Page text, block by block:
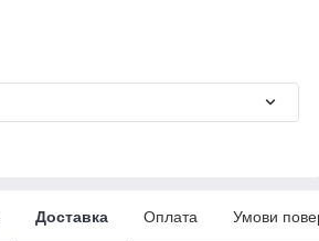
Доставка Оплата Умови